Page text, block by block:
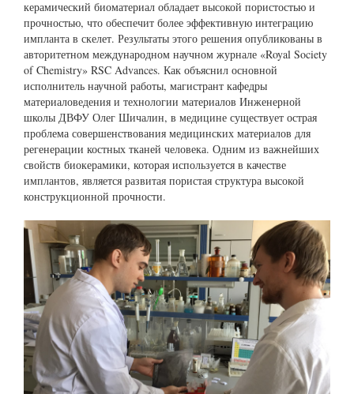
керамический биоматериал обладает высокой пористостью и
прочностью, что обеспечит более эффективную интеграцию
импланта в скелет. Результаты этого решения опубликованы в
авторитетном международном научном журнале «Royal Society
of Chemistry» RSC Advances. Как объяснил основной
исполнитель научной работы, магистрант кафедры
материаловедения и технологии материалов Инженерной
школы ДВФУ Олег Шичалин, в медицине существует острая
проблема совершенствования медицинских материалов для
регенерации костных тканей человека. Одним из важнейших
свойств биокерамики, которая используется в качестве
имплантов, является развитая пористая структура высокой
конструкционной прочности.